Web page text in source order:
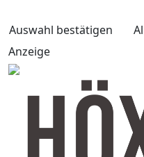
Auswahl bestätigen
Anzeige